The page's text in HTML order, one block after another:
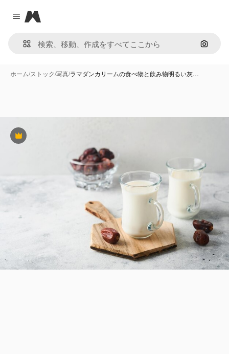
Close menu
Magnific
画像で
ホーム/ストック/写真/ラマダンカリームの食べ物と飲み物明るい灰…
Premium